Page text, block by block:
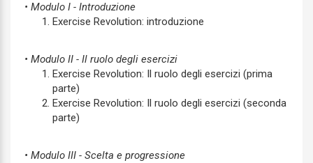
• Modulo I - Introduzione
Exercise Revolution: introduzione
• Modulo II - Il ruolo degli esercizi
Exercise Revolution: Il ruolo degli esercizi (prima
parte)
Exercise Revolution: Il ruolo degli esercizi (seconda
parte)
• Modulo III - Scelta e progressione